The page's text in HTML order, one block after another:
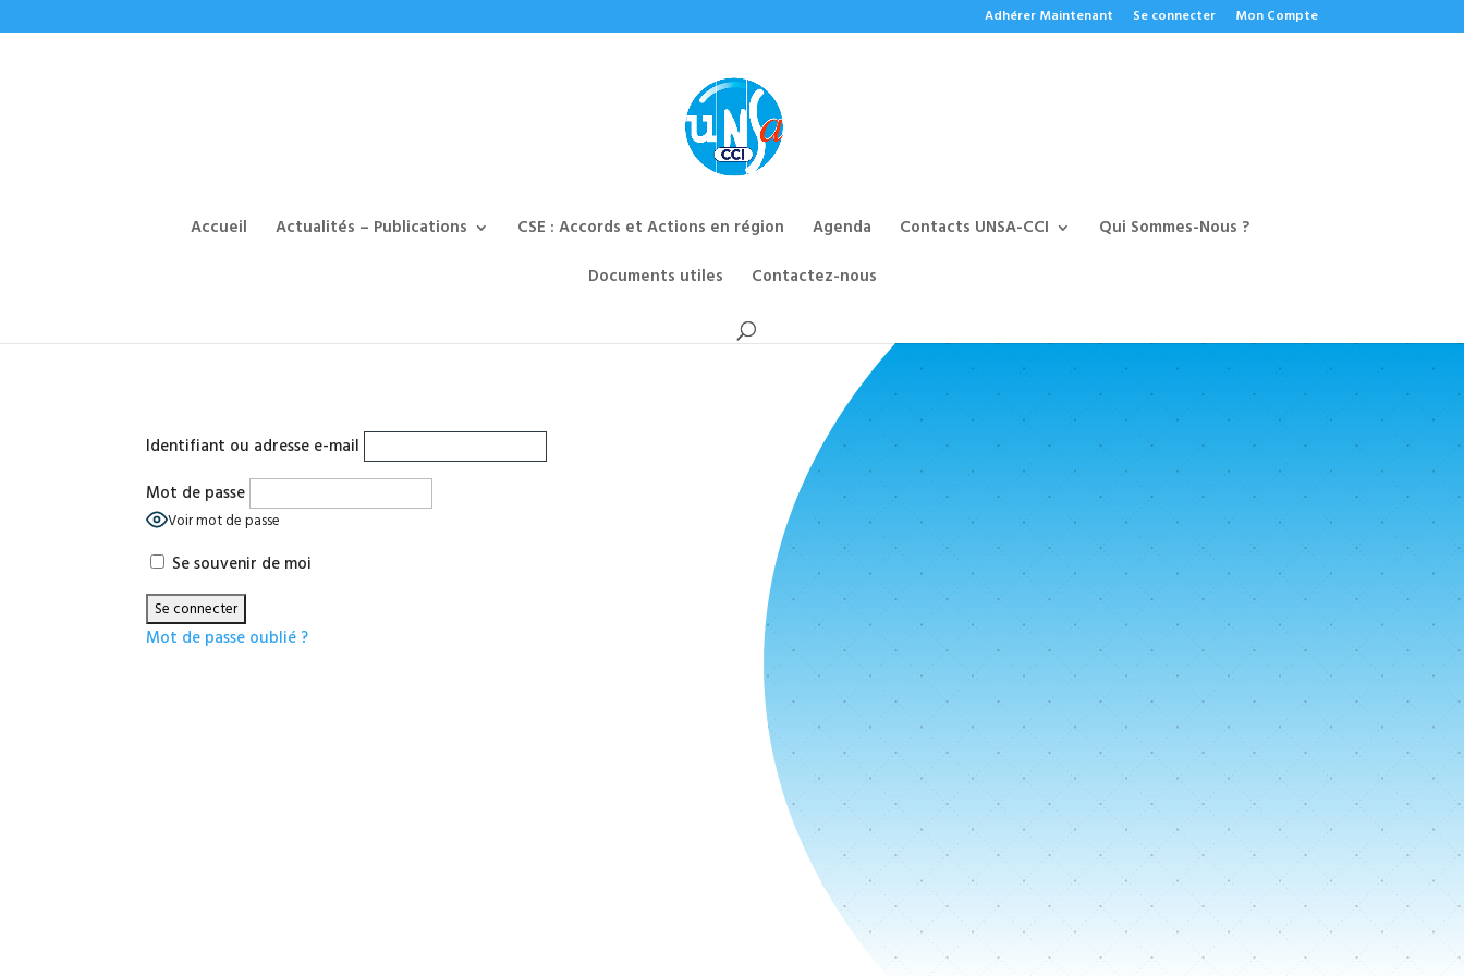
Adhérer Maintenant Se connecter Mon Compte
Accueil Actualités – Publications CSE : Accords et Actions en région Agenda Contacts UNSA-CCI
Qui Sommes-Nous ?
Documents utiles
Contactez-nous
Identifiant ou adresse e-mail
Mot de passe
Voir mot de passe
Se souvenir de moi
Mot de passe oublié ?